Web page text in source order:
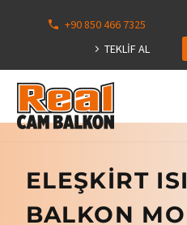
+90 850 466 7325
TEKLİF AL
ELEŞKIRT
BALKON
113
Hepsini
Göster